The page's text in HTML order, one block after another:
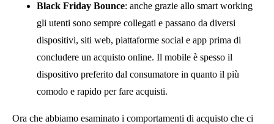
Black Friday Bounce: anche grazie allo smart working
gli utenti sono sempre collegati e passano da diversi
dispositivi, siti web, piattaforme social e app prima di
concludere un acquisto online. Il mobile è spesso il
dispositivo preferito dal consumatore in quanto il più
comodo e rapido per fare acquisti.
Ora che abbiamo esaminato i comportamenti di acquisto che ci